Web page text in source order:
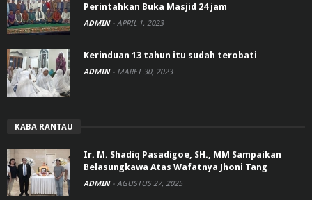
Perintahkan Buka Masjid 24 jam
ADMIN - APRIL 1, 2023
Kerinduan 13 tahun itu sudah terobati
ADMIN - MARET 30, 2023
KABA RANTAU
Ir. M. Shadiq Pasadigoe, SH., MM Sampaikan
Belasungkawa Atas Wafatnya Jhoni Tang
ADMIN - AGUSTUS 27, 2025